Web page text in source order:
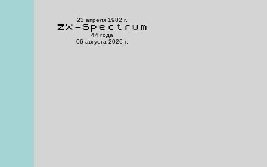
23 апреля 1982 г.
ZX-Spectrum
44 года
06 августа 2026 г.